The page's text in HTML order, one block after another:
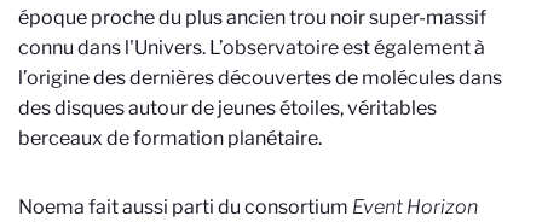
époque proche du plus ancien trou noir super-massif
connu dans l'Univers. L’observatoire est également à
l’origine des dernières découvertes de molécules dans
des disques autour de jeunes étoiles, véritables
berceaux de formation planétaire.
Noema fait aussi parti du consortium Event Horizon